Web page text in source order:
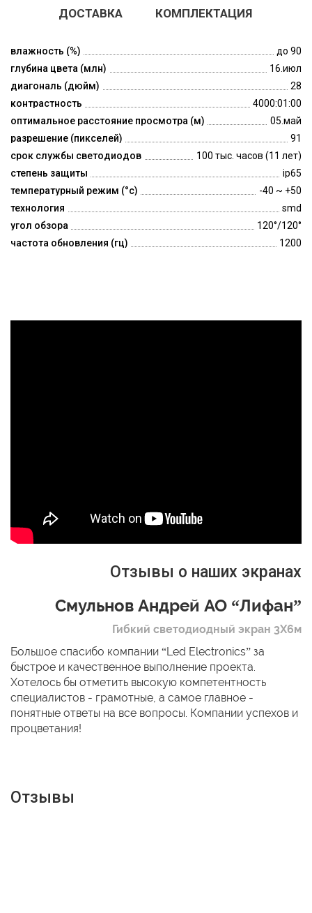
ДОСТАВКА КОМПЛЕКТАЦИЯ
влажность (%)
до 90
глубина цвета (млн)
16.июл
диагональ (дюйм)
28
контрастность
4000:01:00
оптимальное расстояние просмотра (м)
05.май
разрешение (пикселей)
91
срок службы светодиодов
100 тыс. часов (11 лет)
степень защиты
ip65
температурный режим (°c)
-40 ~ +50
технология
smd
угол обзора
120°/120°
частота обновления (гц)
1200
Отзывы о наших экранах
Смульнов Андрей АО “Лифан”
Гибкий светодиодный экран 3Х6м
Большое спасибо компании “Led Electronics” за
быстрое и качественное выполнение проекта.
Хотелось бы отметить высокую компетентность
специалистов - грамотные, а самое главное -
понятные ответы на все вопросы. Компании успехов и
процветания!
Отзывы